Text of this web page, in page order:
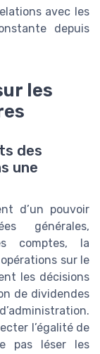
avec les
depuis
les
des
une
d’un pouvoir
générales,
comptes, la
sur le
les décisions
de dividendes
l’égalité de
pas léser les